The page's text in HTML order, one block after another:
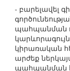
- բարելավել
պահպանման
կիրառական
արժեք
պահպանման